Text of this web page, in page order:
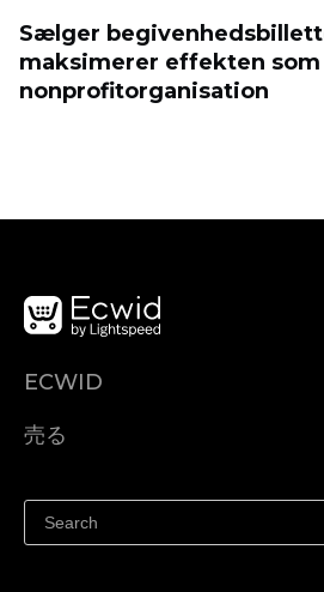
Sælger
maksimerer effekten som
nonprofitorganisation
ECWID
ヘルプセンター
売る
Facebookで販売する
Instagramで販売する